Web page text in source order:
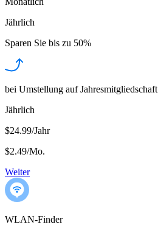
Jährlich
Sparen Sie bis zu 50%
bei Umstellung auf Jahresmitgliedschaft
Jährlich
$24.99/Jahr
$2.49/Mo.
Weiter
WLAN-Finder